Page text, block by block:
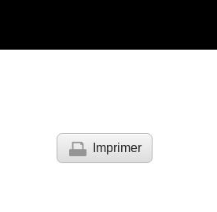
Imprimer